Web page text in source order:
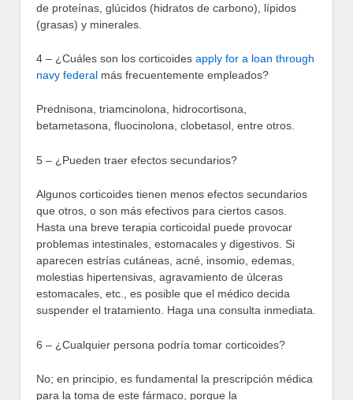
de proteínas, glúcidos (hidratos de carbono), lípidos
(grasas) y minerales.
4 – ¿Cuáles son los corticoides apply for a loan through
navy federal más frecuentemente empleados?
Prednisona, triamcinolona, hidrocortisona,
betametasona, fluocinolona, clobetasol, entre otros.
5 – ¿Pueden traer efectos secundarios?
Algunos corticoides tienen menos efectos secundarios
que otros, o son más efectivos para ciertos casos.
Hasta una breve terapia corticoidal puede provocar
problemas intestinales, estomacales y digestivos. Si
aparecen estrías cutáneas, acné, insomio, edemas,
molestias hipertensivas, agravamiento de úlceras
estomacales, etc., es posible que el médico decida
suspender el tratamiento. Haga una consulta inmediata.
6 – ¿Cualquier persona podría tomar corticoides?
No; en principio, es fundamental la prescripción médica
para la toma de este fármaco, porque la